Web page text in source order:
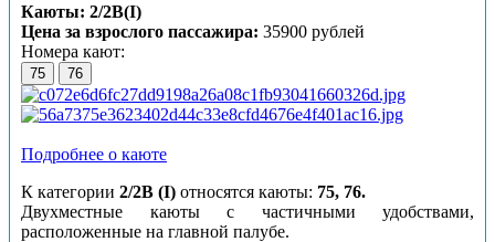
Каюты: 2/2B(I)
Цена за взрослого пассажира: 35900 рублей
Номера кают:
75 76
Подробнее о каюте
К категории 2/2B (I) относятся каюты: 75, 76.
Двухместные каюты с частичными удобствами,
расположенные на главной палубе.